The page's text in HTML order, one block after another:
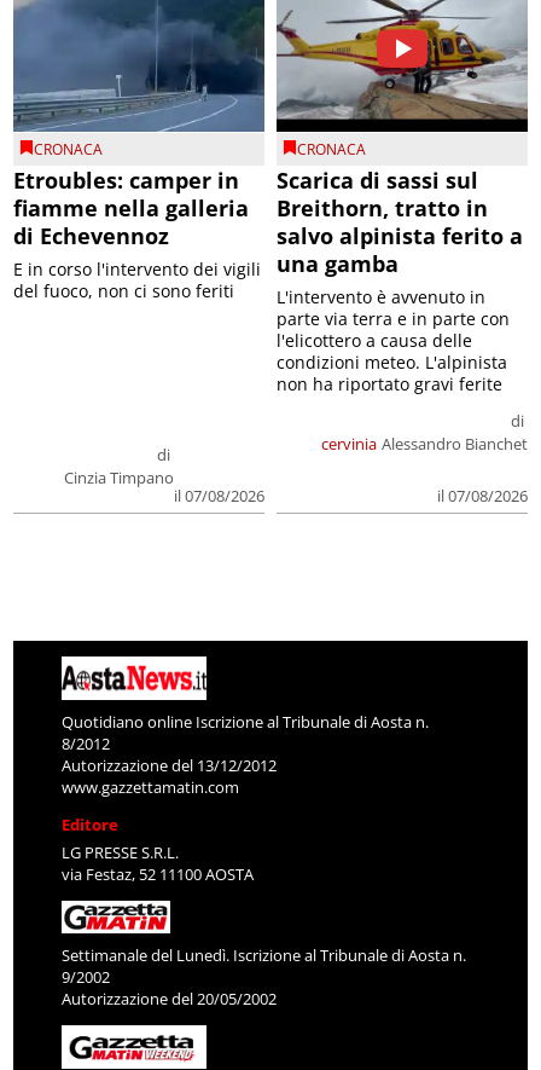
CRONACA
Etroubles: camper in
fiamme nella galleria
di Echevennoz
di
Cinzia Timpano
il 07/08/2026
E in corso l'intervento dei vigili
del fuoco, non ci sono feriti
CRONACA
Scarica di sassi sul
Breithorn, tratto in
salvo alpinista ferito a
una gamba
cervinia
di
Alessandro Bianchet
il 07/08/2026
L'intervento è avvenuto in
parte via terra e in parte con
l'elicottero a causa delle
condizioni meteo. L'alpinista
non ha riportato gravi ferite
Quotidiano online Iscrizione al Tribunale di Aosta n.
8/2012
Autorizzazione del 13/12/2012
www.gazzettamatin.com
Editore
LG PRESSE S.R.L.
via Festaz, 52 11100 AOSTA
Settimanale del Lunedì. Iscrizione al Tribunale di Aosta n.
9/2002
Autorizzazione del 20/05/2002